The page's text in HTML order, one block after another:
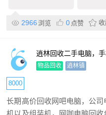
2966 浏览 0 点赞
逍林回收二手电脑，
台式机等
物品回收 逍林镇
8000
长期高价回收网吧电脑，公
机以及组装机，网咖电脑回